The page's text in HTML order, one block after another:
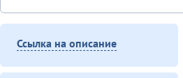
Ссылка на описание